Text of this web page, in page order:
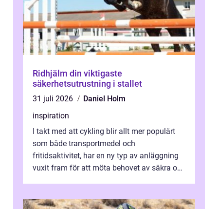
Ridhjälm din viktigaste
säkerhetsutrustning i stallet
31 juli 2026
Daniel Holm
inspiration
I takt med att cykling blir allt mer populärt
som både transportmedel och
fritidsaktivitet, har en ny typ av anläggning
vuxit fram för att möta behovet av säkra och